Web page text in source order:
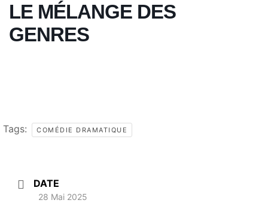
LE MÉLANGE DES
GENRES
Tags: COMÉDIE DRAMATIQUE
DATE
28 Mai 2025